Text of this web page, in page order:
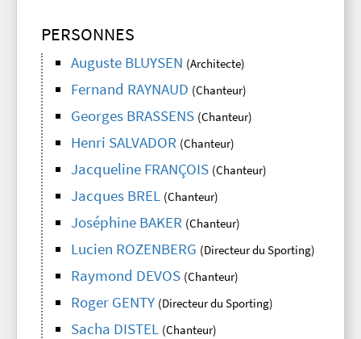
PERSONNES
Auguste BLUYSEN (Architecte)
Fernand RAYNAUD (Chanteur)
Georges BRASSENS (Chanteur)
Henri SALVADOR (Chanteur)
Jacqueline FRANÇOIS (Chanteur)
Jacques BREL (Chanteur)
Joséphine BAKER (Chanteur)
Lucien ROZENBERG (Directeur du Sporting)
Raymond DEVOS (Chanteur)
Roger GENTY (Directeur du Sporting)
Sacha DISTEL (Chanteur)